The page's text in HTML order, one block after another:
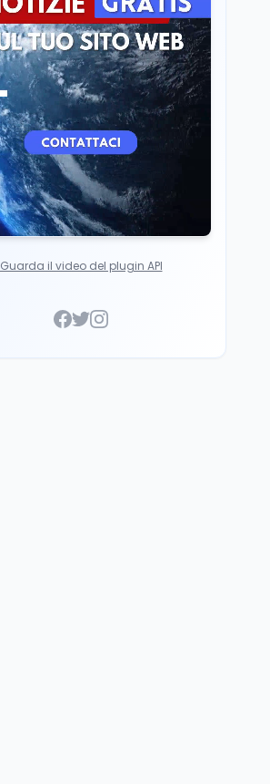
Mondo8 ago
A Nonthaburi il killer
14enne era bullizzato: la
CZ-75 era del nonno
Guarda il video del plugin API